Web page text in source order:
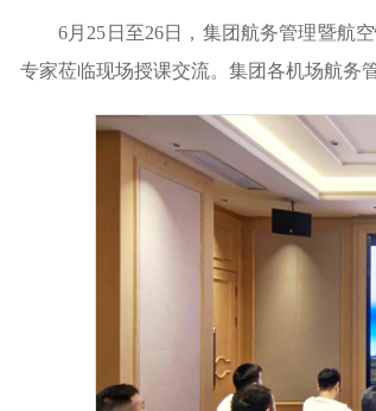
6月25日至26日，集团航务管理暨航
专家莅临现场授课交流。集团各机场航务